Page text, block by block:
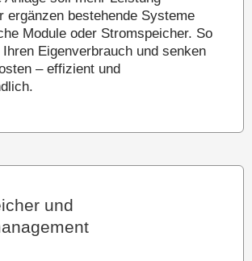
ergänzen bestehende Systeme
Module oder Stromspeicher. So
Eigenverbrauch und senken
– effizient und
und